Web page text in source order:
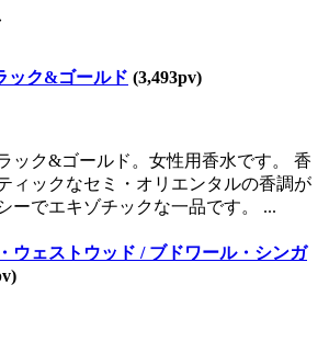
ック&ゴールド (3,493pv)
ック&ゴールド。女性用香水です。 香
ィックなセミ・オリエンタルの香調が
ーでエキゾチックな一品です。 ...
ウェストウッド / ブドワール・シンガ